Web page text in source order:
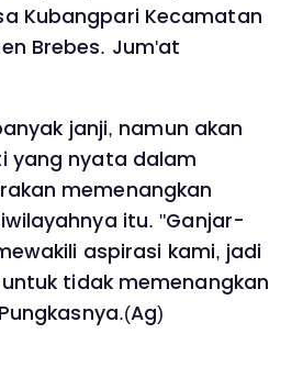
Kubangpari Kecamatan
Brebes. Jum'at
janji, namun akan
yang nyata dalam
memenangkan
itu. "Ganjar-
aspirasi kami, jadi
tidak memenangkan